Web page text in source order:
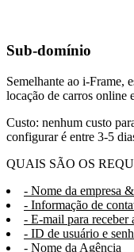
Sub-domínio
Semelhante ao i-Frame,
locação de carros online
Custo: nenhum custo
configurar é entre 3-5
QUAIS SÃO OS
- Nome da empresa
- Informação de
- E-mail para receber
- ID de usuário e
- Nome da Agência